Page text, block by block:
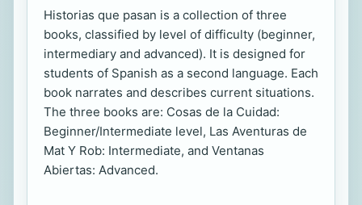
Historias que pasan is a collection of three
books, classified by level of difficulty (beginner,
intermediary and advanced). It is designed for
students of Spanish as a second language. Each
book narrates and describes current situations.
The three books are: Cosas de la Cuidad:
Beginner/Intermediate level, Las Aventuras de
Mat Y Rob: Intermediate, and Ventanas
Abiertas: Advanced.